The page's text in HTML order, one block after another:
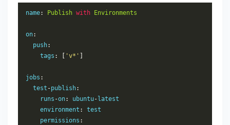
name: Publish with Environments
on:
  push
:
    tags
: 'v*'
jobs :
  test
-publish:
    runs
-on: ubuntu- latest
    environment
:
test
    permissions
: